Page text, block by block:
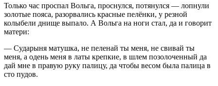
Только час проспал Вольга, проснулся, потянулся — лопнули
золотые пояса, разорвались красные пелёнки, у резной
колыбели днище выпало. А Вольга на ноги стал, да и говорит
матери:
— Сударыня матушка, не пеленай ты меня, не свивай ты
меня, а одень меня в латы крепкие, в шлем позолоченный да
дай мне в правую руку палицу, да чтобы весом была палица в
сто пудов.